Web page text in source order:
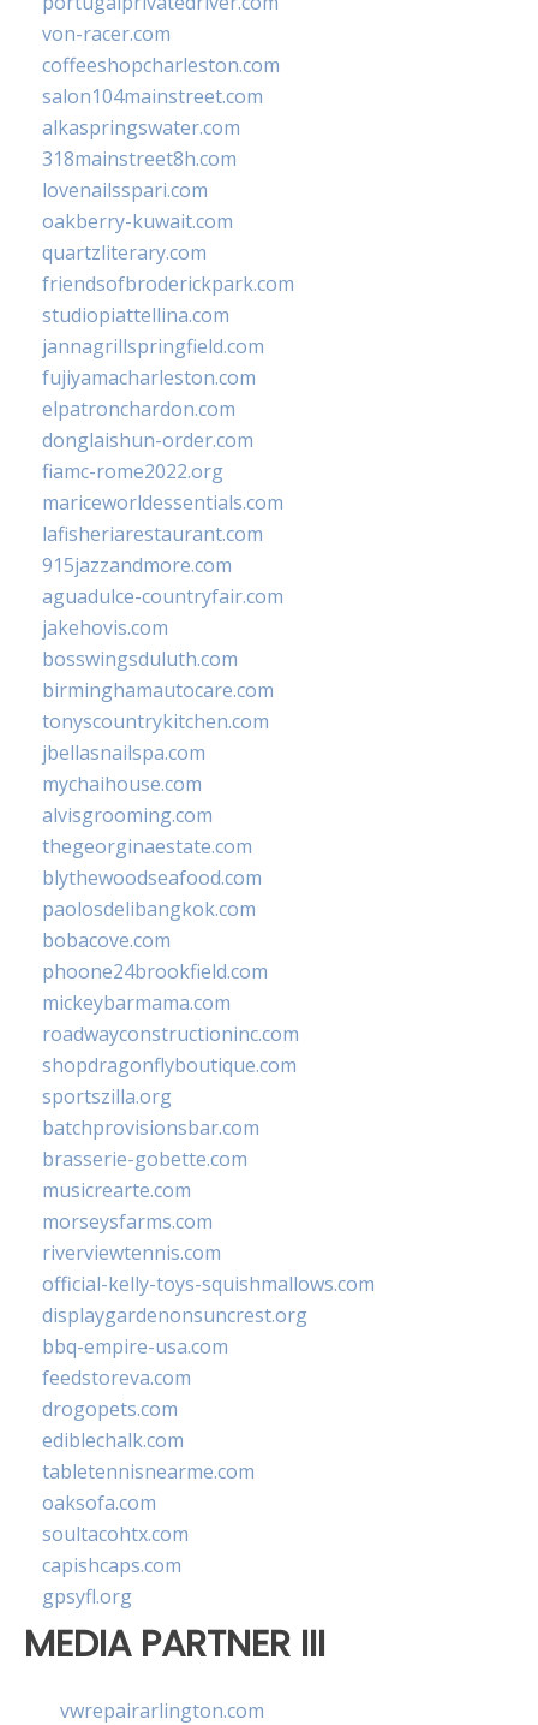
von-racer.com
coffeeshopcharleston.com
salon104mainstreet.com
alkaspringswater.com
318mainstreet8h.com
lovenailsspari.com
oakberry-kuwait.com
quartzliterary.com
friendsofbroderickpark.com
studiopiattellina.com
jannagrillspringfield.com
fujiyamacharleston.com
elpatronchardon.com
donglaishun-order.com
fiamc-rome2022.org
mariceworldessentials.com
lafisheriarestaurant.com
915jazzandmore.com
aguadulce-countryfair.com
jakehovis.com
bosswingsduluth.com
birminghamautocare.com
tonyscountrykitchen.com
jbellasnailspa.com
mychaihouse.com
alvisgrooming.com
thegeorginaestate.com
blythewoodseafood.com
paolosdelibangkok.com
bobacove.com
phoone24brookfield.com
mickeybarmama.com
roadwayconstructioninc.com
shopdragonflyboutique.com
sportszilla.org
batchprovisionsbar.com
brasserie-gobette.com
musicrearte.com
morseysfarms.com
riverviewtennis.com
official-kelly-toys-squishmallows.com
displaygardenonsuncrest.org
bbq-empire-usa.com
feedstoreva.com
drogopets.com
ediblechalk.com
tabletennisnearme.com
oaksofa.com
soultacohtx.com
capishcaps.com
gpsyfl.org
MEDIA PARTNER III
vwrepairarlington.com